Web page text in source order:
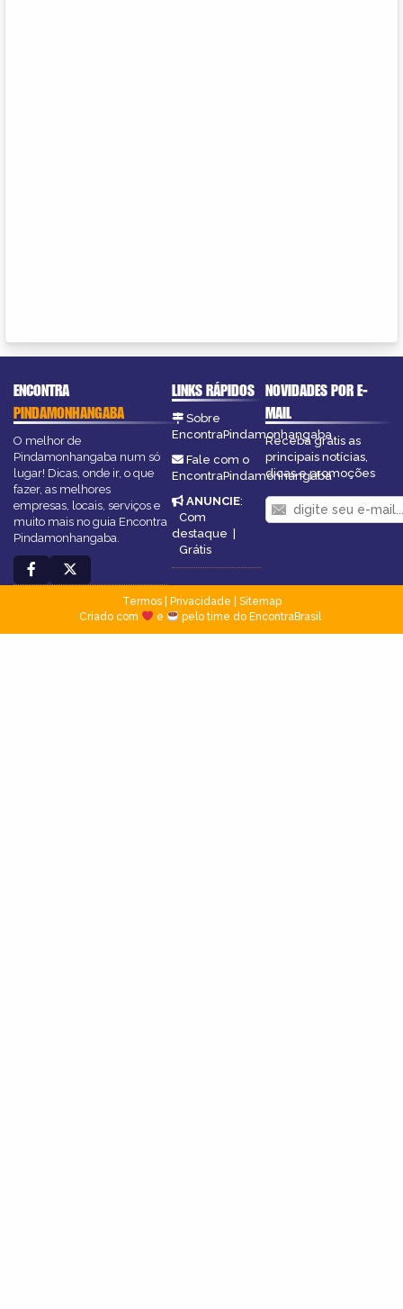
ENCONTRA
PINDAMONHANGABA
O melhor de
Pindamonhangaba num só
lugar! Dicas, onde ir, o que
fazer, as melhores
empresas, locais, serviços e
muito mais no guia Encontra
Pindamonhangaba.
LINKS RÁPIDOS
Sobre
EncontraPindamonhangaba
Fale com o
EncontraPindamonhangaba
ANUNCIE:
Com
destaque |
Grátis
NOVIDADES POR E-
MAIL
Receba grátis as
principais notícias,
dicas e promoções
Termos| Privacidade
Sitemap
Criado com
e pelo time do EncontraBrasil